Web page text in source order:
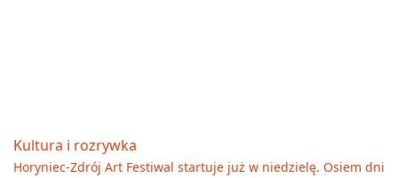
Kultura i rozrywka
Horyniec-Zdrój Art Festiwal startuje już w niedzielę. Osiem dni